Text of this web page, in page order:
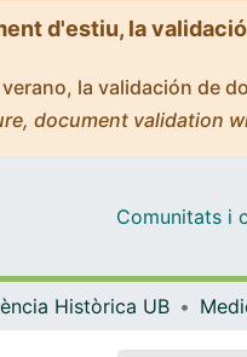
d'estiu, la
la validación de
document validation
Comunitats i
Històrica UB